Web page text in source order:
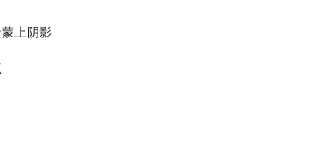
上阴影